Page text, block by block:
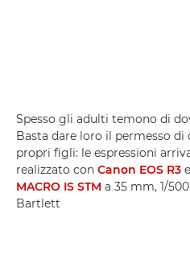
Spesso gli adulti temono di
Basta dare loro il permesso
propri figli: le espressioni
realizzato con Canon EOS R3
MACRO IS STM a 35 mm, 1/
Bartlett